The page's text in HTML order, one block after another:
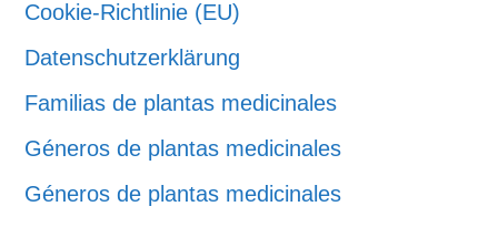
Cookie-Richtlinie (EU)
Datenschutzerklärung
Familias de plantas medicinales
Géneros de plantas medicinales
Géneros de plantas medicinales